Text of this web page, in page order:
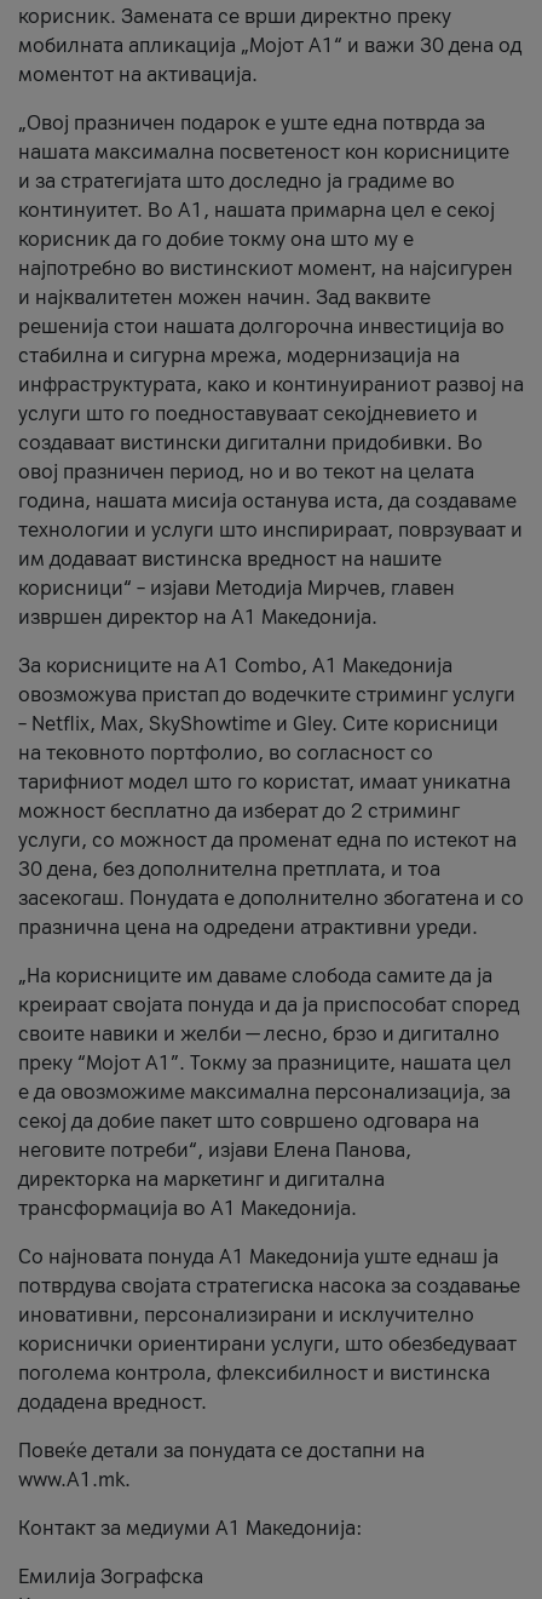
корисник. Замената се врши директно преку
мобилната апликација „Мојот А1“ и важи 30 дена од
моментот на активација.
„Овој празничен подарок е уште една потврда за
нашата максимална посветеност кон корисниците
и за стратегијата што доследно ја градиме во
континуитет. Во А1, нашата примарна цел е секој
корисник да го добие токму она што му е
најпотребно во вистинскиот момент, на најсигурен
и најквалитетен можен начин. Зад ваквите
решенија стои нашата долгорочна инвестиција во
стабилна и сигурна мрежа, модернизација на
инфраструктурата, како и континуираниот развој на
услуги што го поедноставуваат секојдневието и
создаваат вистински дигитални придобивки. Во
овој празничен период, но и во текот на целата
година, нашата мисија останува иста, да создаваме
технологии и услуги што инспирираат, поврзуваат и
им додаваат вистинска вредност на нашите
корисници“ – изјави Методија Мирчев, главен
извршен директор на А1 Македонија.
За корисниците на A1 Combo, А1 Македонија
овозможува пристап до водечките стриминг услуги
– Netflix, Max, SkyShowtime и Gley. Сите корисници
на тековното портфолио, во согласност со
тарифниот модел што го користат, имаат уникатна
можност бесплатно да изберат до 2 стриминг
услуги, со можност да променат една по истекот на
30 дена, без дополнителна претплата, и тоа
засекогаш. Понудата е дополнително збогатена и со
празнична цена на одредени атрактивни уреди.
„На корисниците им даваме слобода самите да ја
креираат својата понуда и да ја приспособат според
своите навики и желби — лесно, брзо и дигитално
преку “Мојот А1”. Токму за празниците, нашата цел
е да овозможиме максимална персонализација, за
секој да добие пакет што совршено одговара на
неговите потреби“, изјави Елена Панова,
директорка на маркетинг и дигитална
трансформација во А1 Македонија.
Со најновата понуда А1 Македонија уште еднаш ја
потврдува својата стратегиска насока за создавање
иновативни, персонализирани и исклучително
кориснички ориентирани услуги, што обезбедуваат
поголема контрола, флексибилност и вистинска
додадена вредност.
Повеќе детали за понудата се достапни на
www.А1.mk.
Контакт за медиуми А1 Македонија:
Емилија Зографска